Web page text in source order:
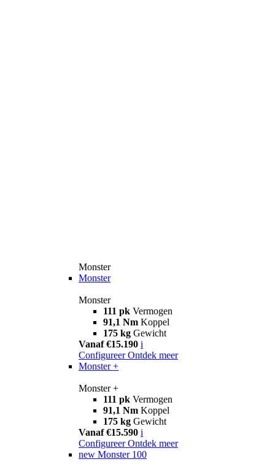
Monster
Monster
Monster
111 pk Vermogen
91,1 Nm Koppel
175 kg Gewicht
Vanaf €15.190 i
Configureer Ontdek meer
Monster +
Monster +
111 pk Vermogen
91,1 Nm Koppel
175 kg Gewicht
Vanaf €15.590 i
Configureer Ontdek meer
new Monster 100